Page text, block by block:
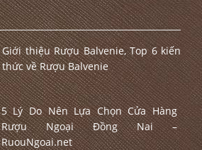
Giới thiệu Rượu Balvenie, Top 6 kiến
thức về Rượu Balvenie
5 Lý Do Nên Lựa Chọn Cửa Hàng
Rượu Ngoại Đồng Nai –
RuouNgoai.net